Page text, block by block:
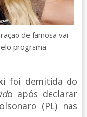
de famosa vai
programa
foi demitida do
o após declarar
(PL) nas